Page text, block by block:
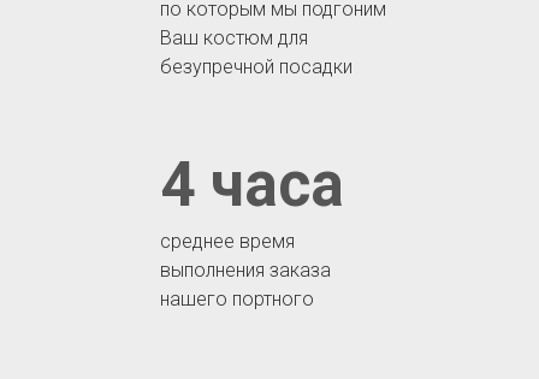
среднее время
выполнения заказа
нашего портного
4 часа
по которым мы подгоним
Ваш костюм для
безупречной посадки